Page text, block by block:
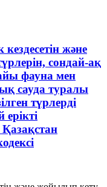
және
сондай-ақ
фауна мен
сауда туралы
түрлерді
ерікті
Қазақстан